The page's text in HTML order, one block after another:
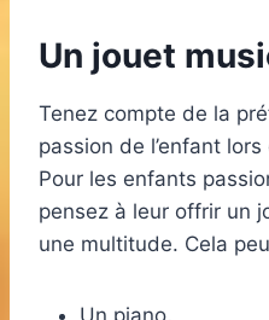
Un jouet
Tenez compte de la
passion de l’enfant
Pour les enfants
pensez à leur offrir un
une multitude. Cela
Un piano,